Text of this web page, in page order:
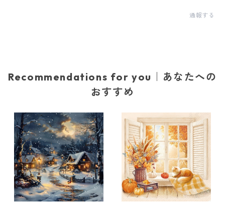
通報する
Recommendations for you｜あなたへの
おすすめ